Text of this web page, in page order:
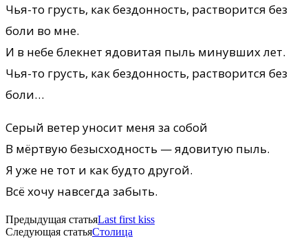
Чья-то грусть, как бездонность, растворится без
боли во мне.
И в небе блекнет ядовитая пыль минувших лет.
Чья-то грусть, как бездонность, растворится без
боли…
Серый ветер уносит меня за собой
В мёртвую безысходность — ядовитую пыль.
Я уже не тот и как будто другой.
Всё хочу навсегда забыть.
Предыдущая статьяLast first kiss
Следующая статьяСтолица